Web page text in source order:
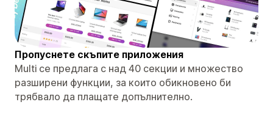
Пропуснете скъпите приложения
Multi се предлага с над 40 секции и множество
разширени функции, за които обикновено би
трябвало да плащате допълнително.